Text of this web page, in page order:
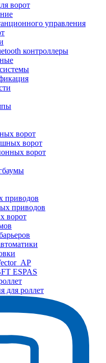
ворот
управления
контроллеры
ворот
ворот
ворот
приводов
приводов
ворот
ESPAS
для роллет